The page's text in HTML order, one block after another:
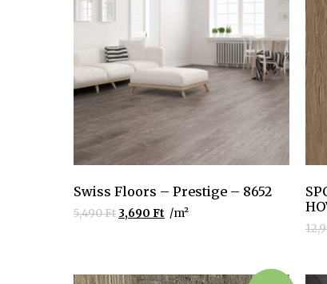
Swiss Floors – Prestige – 8652
5,490Ft 3,690 Ft /m²